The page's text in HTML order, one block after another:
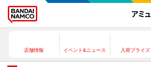
店舗情報 イベント&ニュース 入荷プライズ